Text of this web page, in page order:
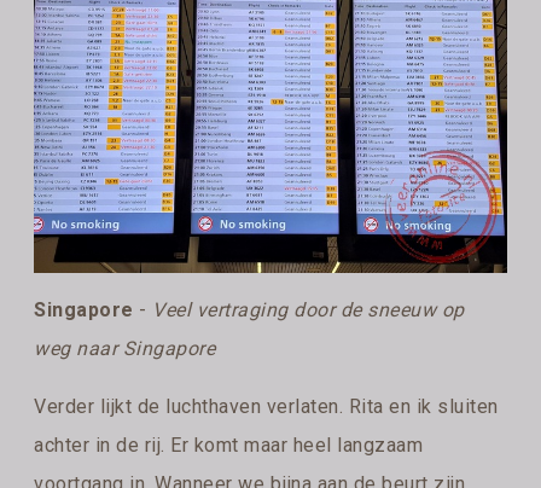
Singapore - Veel vertraging door de sneeuw op
weg naar Singapore
Verder lijkt de luchthaven verlaten. Rita en ik sluiten
achter in de rij. Er komt maar heel langzaam
voortgang in. Wanneer we bijna aan de beurt zijn,